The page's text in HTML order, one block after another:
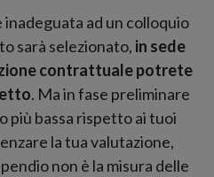
ad un colloquio
sarà selezionato, in sede
contrattuale potrete
. Ma in fase preliminare
più bassa rispetto ai tuoi
la tua valutazione,
non è la misura delle